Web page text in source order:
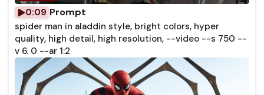
0:09 Prompt
spider man in aladdin style, bright colors, hyper
quality, high detail, high resolution, --video --s 750 --
v 6. 0 --ar 1:2